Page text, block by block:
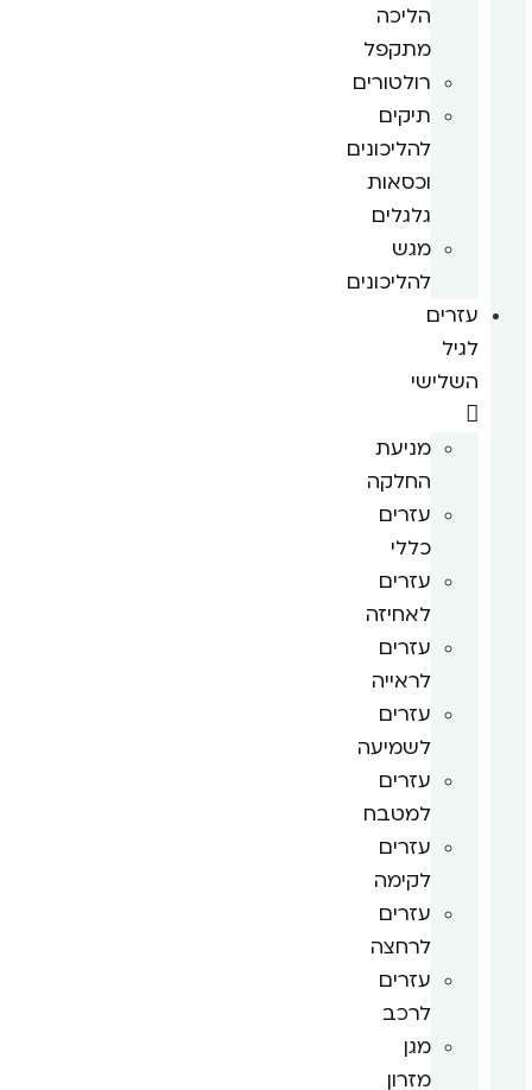
הליכה
מתקפל
רולטורים
תיקים
להליכונים
וכסאות
גלגלים
מגש
להליכונים
עזרים
לגיל
השלישי
מניעת
החלקה
עזרים
כללי
עזרים
לאחיזה
עזרים
לראייה
עזרים
לשמיעה
עזרים
למטבח
עזרים
לקימה
עזרים
לרחצה
עזרים
לרכב
מגן
מזרון